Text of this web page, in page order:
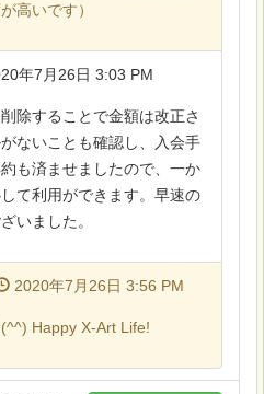
高いです）
年7月26日 3:03 PM
除することで金額は改正さ
ないことも確認し、入会手
も済ませましたので、一か
て利用ができます。早速の
いました。
2020年7月26日 3:56 PM
Happy X-Art Life!